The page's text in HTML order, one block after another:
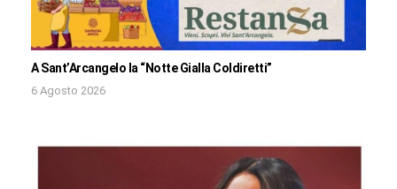
A Sant’Arcangelo la “Notte Gialla Coldiretti”
6 Agosto 2026